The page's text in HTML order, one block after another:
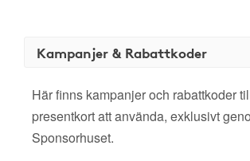
Kampanjer & Rabattkoder
Här finns kampanjer och rabattkoder
presentkort att använda, exklusivt
Sponsorhuset.